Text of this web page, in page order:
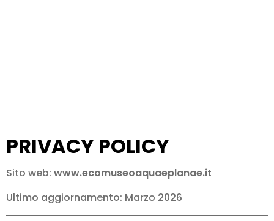
PRIVACY POLICY
Sito web: www.ecomuseoaquaeplanae.it
Ultimo aggiornamento: Marzo 2026